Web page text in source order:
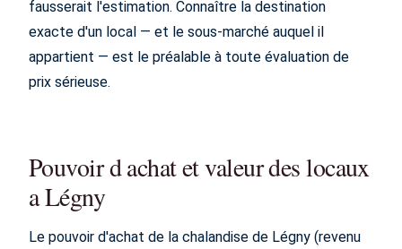
fausserait l'estimation. Connaître la destination
exacte d'un local — et le sous-marché auquel il
appartient — est le préalable à toute évaluation de
prix sérieuse.
Pouvoir d achat et valeur des locaux
a Légny
Le pouvoir d'achat de la chalandise de Légny (revenu